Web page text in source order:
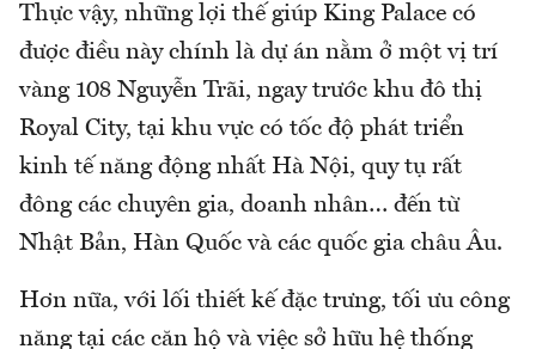
Thực vậy, những lợi thế giúp King Palace có
được điều này chính là dự án nằm ở một vị trí
vàng 108 Nguyễn Trãi, ngay trước khu đô thị
Royal City, tại khu vực có tốc độ phát triển
kinh tế năng động nhất Hà Nội, quy tụ rất
đông các chuyên gia, doanh nhân… đến từ
Nhật Bản, Hàn Quốc và các quốc gia châu Âu.
Hơn nữa, với lối thiết kế đặc trưng, tối ưu công
năng tại các căn hộ và việc sở hữu hệ thống